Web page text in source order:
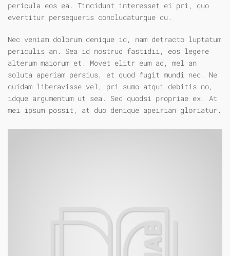
pericula eos ea. Tincidunt interesset ei pri, quo
evertitur persequeris concludaturque cu.
Nec veniam dolorum denique id, nam detracto luptatum
periculis an. Sea id nostrud fastidii, eos legere
alterum maiorum et. Movet elitr eum ad, mel an
soluta aperiam persius, et quod fugit mundi nec. Ne
quidam liberavisse vel, pri sumo atqui debitis no,
idque argumentum ut sea. Sed quodsi propriae ex. At
mei ipsum possit, at duo denique apeirian gloriatur.